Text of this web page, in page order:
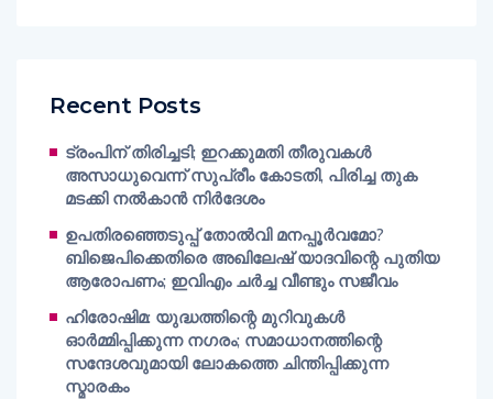
Recent Posts
ട്രംപിന് തിരിച്ചടി; ഇറക്കുമതി തീരുവകൾ
അസാധുവെന്ന് സുപ്രീം കോടതി, പിരിച്ച തുക
മടക്കി നൽകാൻ നിർദേശം
ഉപതിരഞ്ഞെടുപ്പ് തോൽവി മനപ്പൂർവമോ?
ബിജെപിക്കെതിരെ അഖിലേഷ് യാദവിന്റെ പുതിയ
ആരോപണം; ഇവിഎം ചർച്ച വീണ്ടും സജീവം
ഹിരോഷിമ: യുദ്ധത്തിന്റെ മുറിവുകൾ
ഓർമ്മിപ്പിക്കുന്ന നഗരം; സമാധാനത്തിന്റെ
സന്ദേശവുമായി ലോകത്തെ ചിന്തിപ്പിക്കുന്ന
സ്മാരകം